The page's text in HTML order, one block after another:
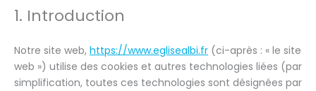
1. Introduction
Notre site web, https://www.eglisealbi.fr (ci-après : « le site
web ») utilise des cookies et autres technologies liées (par
simplification, toutes ces technologies sont désignées par